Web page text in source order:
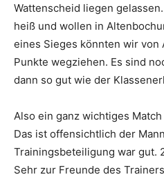
Wattenscheid liegen
heiß und wollen in
eines Sieges könnten wir von
Punkte wegziehen. Es sind
dann so gut wie der
Also ein ganz wichtiges
Das ist offensichtlich der
Trainingsbeteiligung war gut.
Sehr zur Freunde des